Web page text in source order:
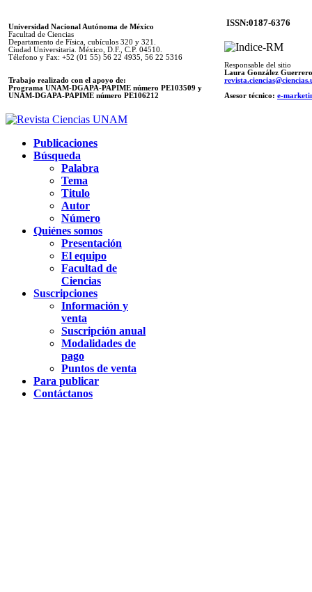
Universidad Nacional Autónoma de México
Facultad de Ciencias
Departamento de Física, cubículos 320 y 321.
Ciudad Universitaria. México, D.F., C.P. 04510.
Télefono y Fax: +52 (01 55) 56 22 4935, 56 22 5316
Trabajo realizado con el apoyo de:
Programa UNAM-DGAPA-PAPIME número PE103509 y
UNAM-DGAPA-PAPIME número PE106212
ISSN:0187-6376
Responsable del sitio
Laura González Guerrero
Asesor técnico: e-
Publicaciones
Búsqueda
Palabra
Tema
Titulo
Autor
Número
Quiénes somos
Presentación
El equipo
Facultad de
Ciencias
Suscripciones
Información y
venta
Suscripción anual
Modalidades de
pago
Puntos de venta
Para publicar
Contáctanos